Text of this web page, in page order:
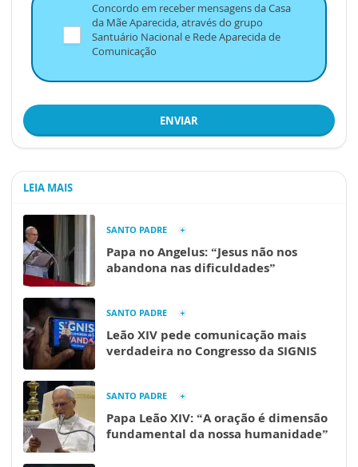
Concordo em receber mensagens da Casa
da Mãe Aparecida, através do grupo
Santuário Nacional e Rede Aparecida de
Comunicação
ENVIAR
LEIA MAIS
SANTO PADRE
Papa no Angelus: “Jesus não nos
abandona nas dificuldades”
SANTO PADRE
Leão XIV pede comunicação mais
verdadeira no Congresso da SIGNIS
SANTO PADRE
Papa Leão XIV: “A oração é dimensão
fundamental da nossa humanidade”